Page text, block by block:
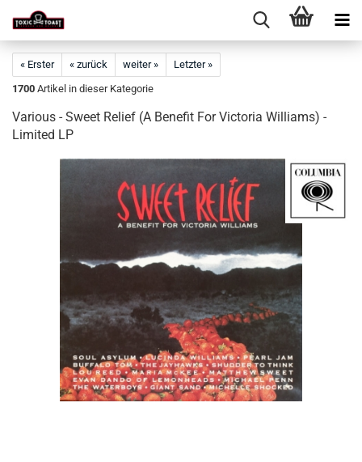
« Erster « zurück weiter »
Letzter »
1700 Artikel in dieser Kategorie
Various - Sweet Relief (A Benefit For Victoria Williams) -
Limited LP